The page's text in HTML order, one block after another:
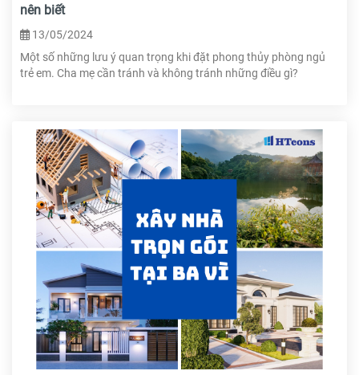
nên biết
13/05/2024
Một số những lưu ý quan trọng khi đặt phong thủy phòng ngủ
trẻ em. Cha mẹ cần tránh và không tránh những điều gì?